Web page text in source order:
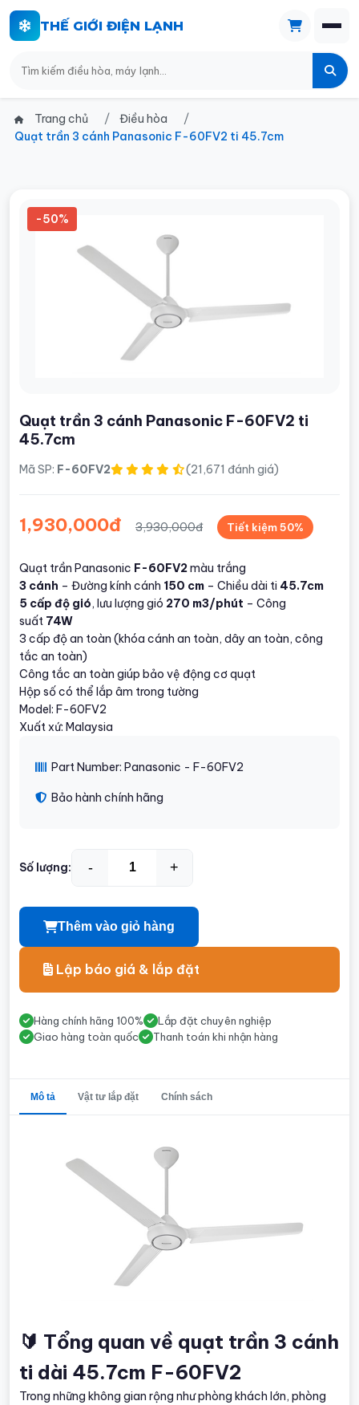
THẾ GIỚI ĐIỆN LẠNH
Trang chủ
Điều hòa
Quạt trần 3 cánh Panasonic F-60FV2 ti 45.7cm
-50%
Quạt trần 3 cánh Panasonic F-60FV2 ti
45.7cm
Mã SP: F-60FV2 (21,671 đánh giá)
1,930,000đ 3,930,000đ Tiết kiệm 50%
Quạt trần Panasonic F-60FV2màu trắng
3 cánh – Đường kính cánh 150 cm – Chiều dài ti 45.7cm
5 cấp độ gió, lưu lượng gió 270 m3/phút – Công
suất 74W
3 cấp độ an toàn (khóa cánh an toàn, dây an toàn, công
tắc an toàn)
Công tắc an toàn giúp bảo vệ động cơ quạt
Hộp số có thể lắp âm trong tường
Model: F-60FV2
Xuất xứ: Malaysia
Part Number: Panasonic - F-60FV2
Bảo hành chính hãng
Số lượng: - +
Thêm vào giỏ hàng
Lập báo giá & lắp đặt
Hàng chính hãng 100%
Lắp đặt chuyên nghiệp
Giao hàng toàn quốc
Thanh toán khi nhận hàng
Mô tả Vật tư lắp đặt Chính sách
🔰 Tổng quan về quạt trần 3 cánh
ti dài 45.7cm F-60FV2
Trong những không gian rộng như phòng khách lớn, phòng